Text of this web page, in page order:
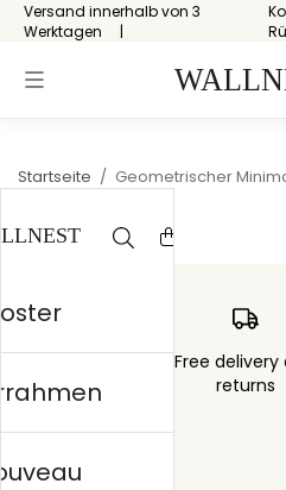
Versand innerhalb von 3
Werktagen
Startseite / Geometrischer
3 days
Free delivery
returns